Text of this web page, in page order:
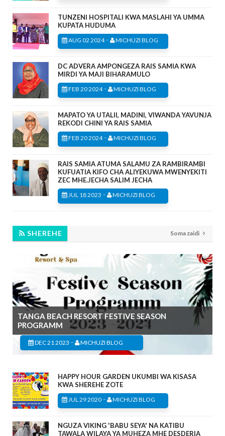
TUNZENI HOSPITALI KWA MASLAHI YA UMMA
KUPATA HUDUMA
AUG 02 2024- MICHUZI BLOG
DC ADVERA AMPONGEZA RAIS SAMIA KWA
MIRDI YA MAJI BIHARAMULO
FEB 20 2024- MICHUZI BLOG
MAPATO YA UTALII, MADINI, VIWANDA YAVUNJA
REKODI CHINI YA RAIS SAMIA
FEB 20 2024- MICHUZI BLOG
RAIS SAMIA ATUMA SALAMU ZA RAMBIRAMBI
KUFUATIA KIFO CHA ALIYEKUWA MWENYEKITI
ZEC MHE.JECHA SALIM JECHA
JUL 18 2023 - MICHUZI BLOG
SHEREHE Soma zaidi
TANGA BEACH RESORT FESTIVE SEASON
PROGRAMM
DEC 21 2023 - MICHUZI BLOG
HAPPY HOUR GARDEN UKUMBI WA KISASA
KWA SHEREHE ZOTE
JUL 29 2020 - MICHUZI BLOG
NGUZA VIKING 'BABU SEYA' NA KATIBU
TAWALA WILAYA YA MUHEZA MHE DESDERIA